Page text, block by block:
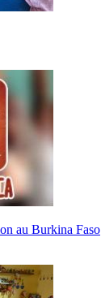
au Burkina Faso